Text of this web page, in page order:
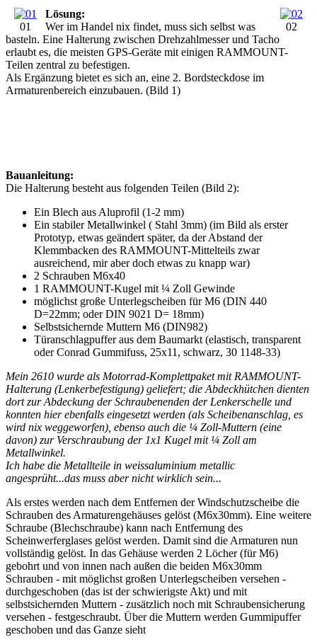
01 02
Lösung:
Wer im Handel nix findet, muss sich selbst was
basteln. Eine Halterung zwischen Drehzahlmesser und Tacho
erlaubt es, die meisten GPS-Geräte mit einigen RAMMOUNT-
Teilen zentral zu befestigen.
Als Ergänzung bietet es sich an, eine 2. Bordsteckdose im
Armaturenbereich einzubauen. (Bild 1)
Bauanleitung:
Die Halterung besteht aus folgenden Teilen (Bild 2):
Ein Blech aus Aluprofil (1-2 mm)
Ein stabiler Metallwinkel ( Stahl 3mm) (im Bild als erster
Prototyp, etwas geändert später, da der Abstand der
Klemmbacken des RAMMOUNT-Mittelteils zwar
ausreichend, mir aber doch etwas zu knapp war)
2 Schrauben M6x40
1 RAMMOUNT-Kugel mit ¼ Zoll Gewinde
möglichst große Unterlegscheiben für M6 (DIN 440
D=22mm; oder DIN 9021 D= 18mm)
Selbstsichernde Muttern M6 (DIN982)
Türanschlagpuffer aus dem Baumarkt (elastisch, transparent
oder Conrad Gummifuss, 25x11, schwarz, 30 1148-33)
Mein 2610 wurde als Motorrad-Komplettpaket mit RAMMOUNT-
Halterung (Lenkerbefestigung) geliefert; die Abdeckhütchen dienten
dort zur Abdeckung der Schraubenenden der Lenkerschelle und
konnten hier ebenfalls eingesetzt werden (als Scheibenanschlag, es
wird nix weggeworfen), ebenso auch die ¼ Zoll-Muttern (eine
davon) zur Verschraubung der 1x1 Kugel mit ¼ Zoll am
Metallwinkel.
Ich habe die Metallteile in weissaluminium metallic
angesprüht...das muss aber nicht wirklich sein...
Als erstes werden nach dem Entfernen der Windschutzscheibe die
Schrauben des Armaturengehäuses gelöst (M6x30mm). Eine weitere
Schraube (Blechschraube) kann nach Entfernung des
Scheinwerferglases gelöst werden. Damit sind die Armaturen nun
vollständig gelöst. In das Gehäuse werden 2 Löcher (für M6)
gebohrt und von innen nach außen die beiden M6x30mm
Schrauben - mit möglichst großen Unterlegscheiben versehen -
durchgeschoben (das ist der schwierigste Akt) und mit
selbstsichernden Muttern - zusätzlich noch mit Schraubensicherung
versehen - festgeschraubt. Über die Muttern werden Gummipuffer
geschoben und das Ganze sieht